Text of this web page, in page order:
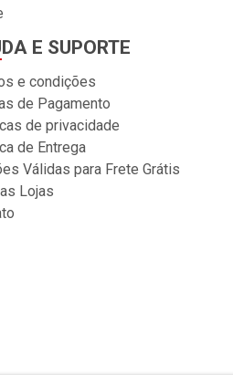
E SUPORTE
e condições
de Pagamento
de privacidade
de Entrega
Válidas para Frete Grátis
Lojas